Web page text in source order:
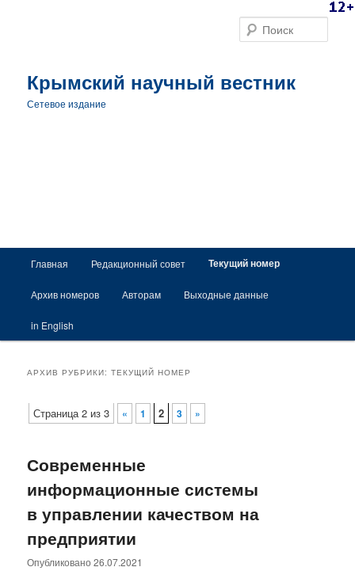
Крымский научный вестник
Сетевое издание
Перейти к основному содержимому
Перейти к дополнительному содержимому
Главная Редакционный совет Текущий номер
Архив номеров Авторам Выходные данные
in English
АРХИВ РУБРИКИ:ТЕКУЩИЙ НОМЕР
Навигация по записям
Страница 2 из 3 « 1 2 3 »
Современные
информационные системы
в управлении качеством на
предприятии
Опубликовано26.07.2021